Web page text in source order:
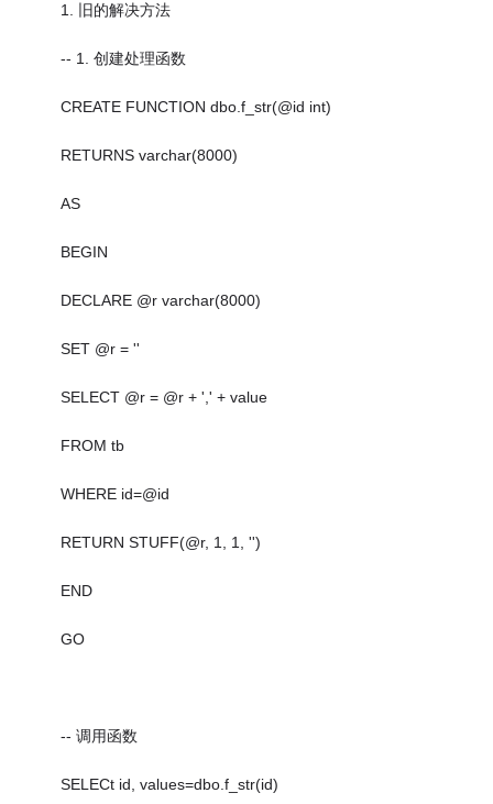
1. 旧的解决方法
-- 1. 创建处理函数
CREATE FUNCTION dbo.f_str(@id int)
RETURNS varchar(8000)
AS
BEGIN
DECLARE @r varchar(8000)
SET @r = ''
SELECT @r = @r + ',' + value
FROM tb
WHERE id=@id
RETURN STUFF(@r, 1, 1, '')
END
GO
-- 调用函数
SELECt id, values=dbo.f_str(id)